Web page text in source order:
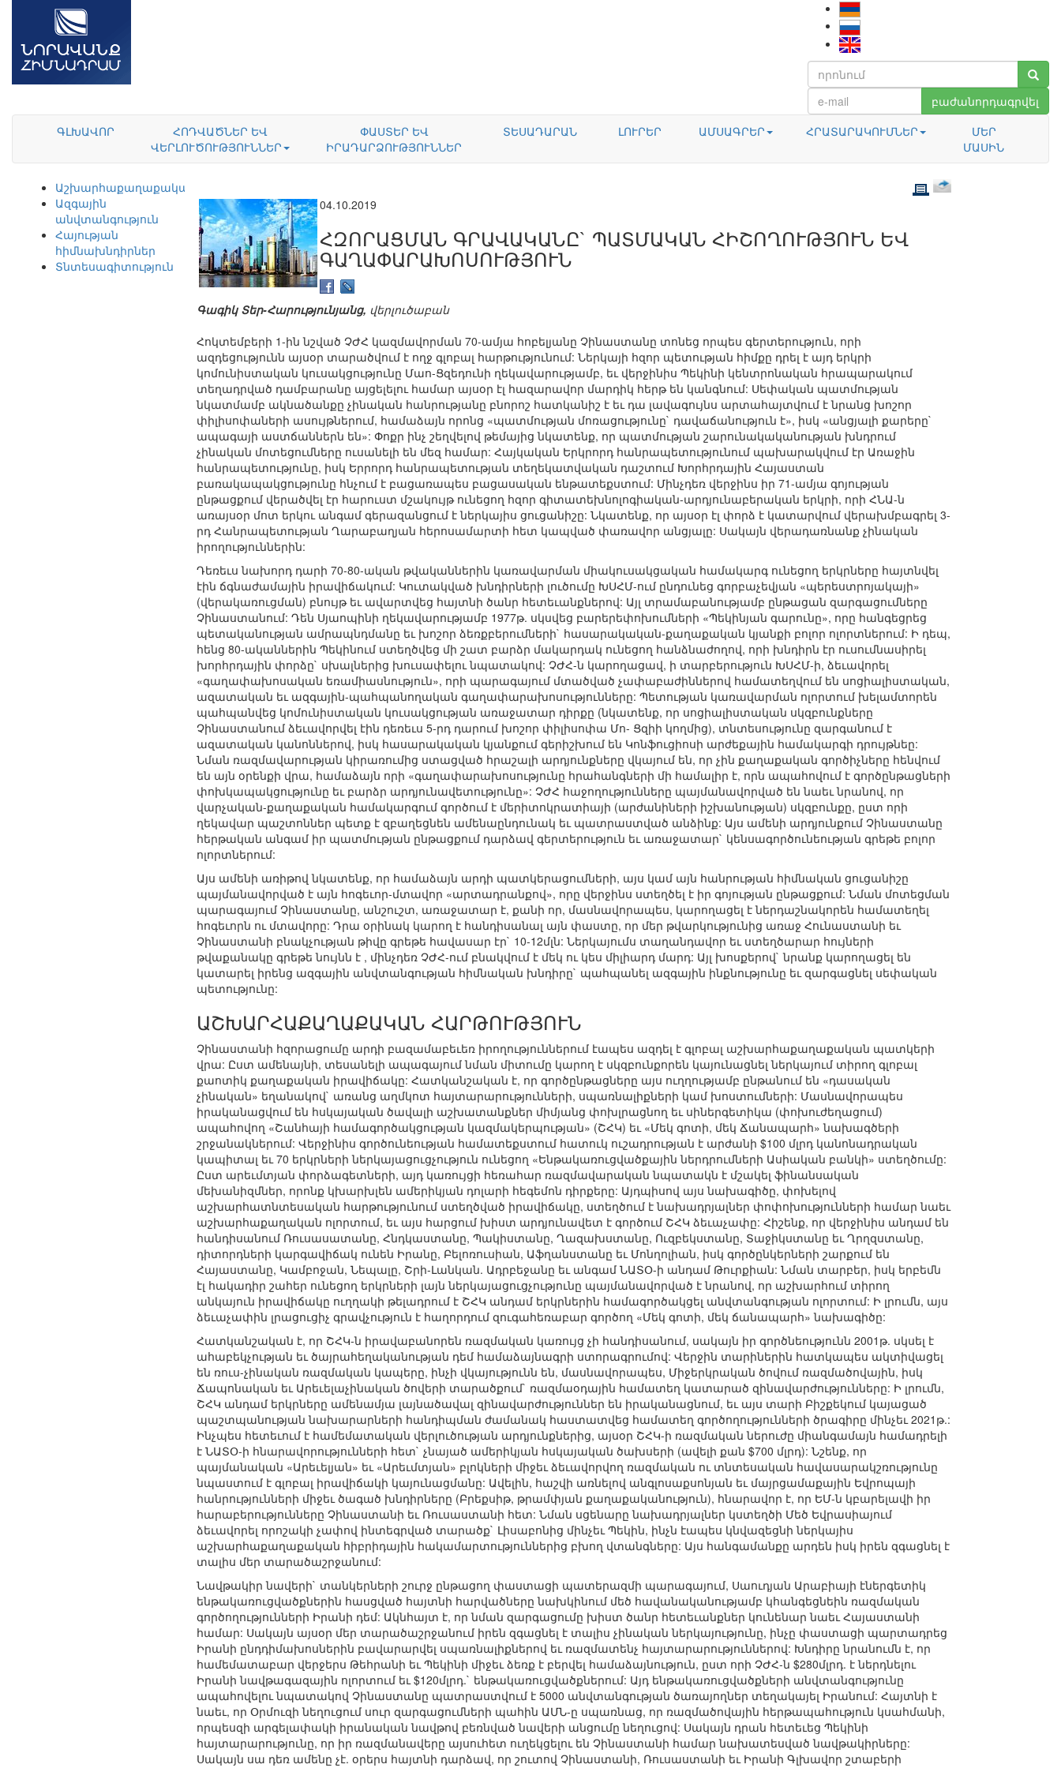
բաժանորդագրվել
ԳԼԽԱՎՈՐ
ՀՈԴՎԱԾՆԵՐ ԵՎ
ՎԵՐԼՈՒԾՈՒԹՅՈՒՆՆԵՐ
ՓԱՍՏԵՐ ԵՎ
ԻՐԱԴԱՐՁՈՒԹՅՈՒՆՆԵՐ
ՏԵՍԱԴԱՐԱՆ ԼՈՒՐԵՐ ԱՄՍԱԳՐԵՐ ՀՐԱՏԱՐԱԿՈՒՄՆԵՐ
ՄԵՐ
ՄԱՍԻՆ
Աշխարհաքաղաքականություն
Ազգային
անվտանգություն
Հայության
հիմնախնդիրներ
Տնտեսագիտություն
04.10.2019
ՀԶՈՐԱՑՄԱՆ ԳՐԱՎԱԿԱՆԸ` ՊԱՏՄԱԿԱՆ ՀԻՇՈՂՈՒԹՅՈՒՆ ԵՎ
ԳԱՂԱՓԱՐԱԽՈՍՈՒԹՅՈՒՆ
Գագիկ Տեր-Հարությունյանց, վերլուծաբան
Հոկտեմբերի 1-ին նշված ՉԺՀ կազմավորման 70-ամյա հոբելյանը Չինաստանը տոնեց որպես գերտերություն, որի
ազդեցությունն այսօր տարածվում է ողջ գլոբալ հարթությունում: Ներկայի հզոր պետության հիմքը դրել է այդ երկրի
կոմունիստական կուսակցությունը Մաո-Ցզեդունի ղեկավարությամբ, եւ վերջինիս Պեկինի կենտրոնական հրապարակում
տեղադրված դամբարանը այցելելու համար այսօր էլ հազարավոր մարդիկ հերթ են կանգնում: Սեփական պատմության
նկատմամբ ակնածանքը չինական հանրությանը բնորոշ հատկանիշ է եւ դա լավագույնս արտահայտվում է նրանց խոշոր
փիլիսոփաների ասույթներում, համաձայն որոնց «պատմության մոռացությունը` դավաճանություն է», իսկ «անցյալի քարերը`
ապագայի աստճաններն են»: Փոքր ինչ շեղվելով թեմայից նկատենք, որ պատմության շարունակականության խնդրում
չինական մոտեցումները ուսանելի են մեզ համար: Հայկական Երկրորդ հանրապետությունում պախարակվում էր Առաջին
հանրապետությունը, իսկ Երրորդ հանրապետության տեղեկատվական դաշտում Խորհրդային Հայաստան
բառակապակցությունը հնչում է բացառապես բացասական ենթատեքստում: Մինչդեռ վերջինս իր 71-ամյա գոյության
ընթացքում վերածվել էր հարուստ մշակույթ ունեցող հզոր գիտատեխնոլոգիական-արդյունաբերական երկրի, որի ՀՆԱ-ն
առայսօր մոտ երկու անգամ գերազանցում է ներկայիս ցուցանիշը: Նկատենք, որ այսօր էլ փորձ է կատարվում վերախմբագրել 3-
րդ Հանրապետության Ղարաբաղյան հերոսամարտի հետ կապված փառավոր անցյալը: Սակայն վերադառնանք չինական
իրողություններին:
Դեռեւս նախորդ դարի 70-80-ական թվականներին կառավարման միակուսակցական համակարգ ունեցող երկրները հայտնվել
էին ճգնաժամային իրավիճակում: Կուտակված խնդիրների լուծումը ԽՍՀՄ-ում ընդունեց գորբաչեվյան «պերեստրոյակայի»
(վերակառուցման) բնույթ եւ ավարտվեց հայտնի ծանր հետեւանքներով: Այլ տրամաբանությամբ ընթացան զարգացումները
Չինաստանում: Դեն Սյաոպինի ղեկավարությամբ 1977թ. սկսվեց բարերեփոխումների «Պեկինյան գարունը», որը հանգեցրեց
պետականության ամրապնդմանը եւ խոշոր ձեռքբերումների` հասարակական-քաղաքական կյանքի բոլոր ոլորտներում: Ի դեպ,
հենց 80-ականներին Պեկինում ստեղծվեց մի շատ բարձր մակարդակ ունեցող հանձնաժողով, որի խնդիրն էր ուսումնասիրել
խորհրդային փորձը` սխալներից խուսափելու նպատակով: ՉԺՀ-ն կարողացավ, ի տարբերություն ԽՍՀՄ-ի, ձեւավորել
«գաղափախոսական եռամիասնություն», որի պարագայում մտածված չափաբաժիններով համատեղվում են սոցիալիստական,
ազատական եւ ազգային-պահպանողական գաղափարախոսությունները: Պետության կառավարման ոլորտում խելամտորեն
պահպանվեց կոմունիստական կուսակցության առաջատար դիրքը (նկատենք, որ սոցիալիստական սկզբունքները
Չինաստանում ձեւավորվել էին դեռեւս 5-րդ դարում խոշոր փիլիսոփա Մո- Ցզիի կողմից), տնտեսությունը զարգանում է
ազատական կանոններով, իսկ հասարակական կյանքում գերիշխում են Կոնֆուցիոսի արժեքային համակարգի դրույթնեը:
Նման ռազմավարության կիրառումից ստացված հրաշալի արդյունքները վկայում են, որ չին քաղաքական գործիչները հենվում
են այն օրենքի վրա, համաձայն որի «գաղափարախոսությունը հրահանգների մի համալիր է, որն ապահովում է գործընթացների
փոխկապակցությունը եւ բարձր արդյունավետությունը»: ՉԺՀ հաջողությունները պայմանավորված են նաեւ նրանով, որ
վարչական-քաղաքական համակարգում գործում է մերիտոկրատիայի (արժանիների իշխանության) սկզբունքը, ըստ որի
ղեկավար պաշտոններ պետք է զբաղեցնեն ամենաընդունակ եւ պատրաստված անձինք: Այս ամենի արդյունքում Չինաստանը
հերթական անգամ իր պատմության ընթացքում դարձավ գերտերություն եւ առաջատար` կենսագործունեության գրեթե բոլոր
ոլորտներում:
Այս ամենի առիթով նկատենք, որ համաձայն արդի պատկերացումների, այս կամ այն հանրության հիմնական ցուցանիշը
պայմանավորված է այն հոգեւոր-մտավոր «արտադրանքով», որը վերջինս ստեղծել է իր գոյության ընթացքում: Նման մոտեցման
պարագայում Չինաստանը, անշուշտ, առաջատար է, քանի որ, մասնավորապես, կարողացել է ներդաշնակորեն համատեղել
հոգեւորն ու մտավորը: Դրա օրինակ կարող է հանդիսանալ այն փաստը, որ մեր թվարկությունից առաջ Հունաստանի եւ
Չինաստանի բնակչության թիվը գրեթե հավասար էր` 10-12մլն: Ներկայումս տաղանդավոր եւ ստեղծարար հույների
թվաքանակը գրեթե նույնն է , մինչդեռ ՉԺՀ-ում բնակվում է մեկ ու կես միլիարդ մարդ: Այլ խոսքերով` նրանք կարողացել են
կատարել իրենց ազգային անվտանգության հիմնական խնդիրը` պահպանել ազգային ինքնությունը եւ զարգացնել սեփական
պետությունը:
ԱՇԽԱՐՀԱՔԱՂԱՔԱԿԱՆ ՀԱՐԹՈՒԹՅՈՒՆ
Չինաստանի հզորացումը արդի բազամաբեւեռ իրողություններում էապես ազդել է գլոբալ աշխարհաքաղաքական պատկերի
վրա: Ըստ ամենայնի, տեսանելի ապագայում նման միտումը կարող է սկզբունքորեն կայունացնել ներկայում տիրող գլոբալ
քաոտիկ քաղաքական իրավիճակը: Հատկանշական է, որ գործընթացները այս ուղղությամբ ընթանում են «դասական
չինական» եղանակով` առանց աղմկոտ հայտարարությունների, սպառնալիքների կամ խոստումների: Մասնավորապես
իրականացվում են հսկայական ծավալի աշխատանքներ միմյանց փոխլրացնող եւ սիներգետիկա (փոխուժեղացում)
ապահովող «Շանհայի համագործակցության կազմակերպության» (ՇՀԿ) եւ «Մեկ գոտի, մեկ Ճանապարհ» նախագծերի
շրջանակներում: Վերջինիս գործունեության համատեքստում հատուկ ուշադրության է արժանի $100 մլրդ կանոնադրական
կապիտալ եւ 70 երկրների ներկայացուցչություն ունեցող «Ենթակառուցվածքային ներդրումների Ասիական բանկի» ստեղծումը:
Ըստ արեւմտյան փորձագետների, այդ կառույցի հեռահար ռազմավարական նպատակն է մշակել ֆինանսական
մեխանիզմներ, որոնք կխարխլեն ամերիկյան դոլարի հեգեմոն դիրքերը: Այդպիսով այս նախագիծը, փոխելով
աշխարհատնտեսական հարթությունում ստեղծված իրավիճակը, ստեղծում է նախադրյալներ փոփոխությունների համար նաեւ
աշխարհաքաղական ոլորտում, եւ այս հարցում խիստ արդյունավետ է գործում ՇՀԿ ձեւաչափը: Հիշենք, որ վերջինիս անդամ են
հանդիսանում Ռուսասատանը, Հնդկաստանը, Պակիստանը, Ղազախստանը, Ուզբեկստանը, Տաջիկստանը եւ Ղրղզստանը,
դիտորդների կարգավիճակ ունեն Իրանը, Բելոռուսիան, Աֆղանստանը եւ Մոնղոլիան, իսկ գործընկերների շարքում են
Հայաստանը, Կամբոջան, Նեպալը, Շրի-Լանկան. Ադրբեջանը եւ անգամ ՆԱՏՕ-ի անդամ Թուրքիան: Նման տարբեր, իսկ երբեմն
էլ հակադիր շահեր ունեցող երկրների լայն ներկայացուցչությունը պայմանավորված է նրանով, որ աշխարհում տիրող
անկայուն իրավիճակը ուղղակի թելադրում է ՇՀԿ անդամ երկրներին համագործակցել անվտանգության ոլորտում: Ի լրումն, այս
ձեւաչափին լրացուցիչ գրավչություն է հաղորդում զուգահեռաբար գործող «Մեկ գոտի, մեկ ճանապարհ» նախագիծը:
Հատկանշական է, որ ՇՀԿ-ն իրավաբանորեն ռազմական կառույց չի հանդիսանում, սակայն իր գործնեությունն 2001թ. սկսել է
ահաբեկչության եւ ծայրահեղականության դեմ համաձայնագրի ստորագրումով: Վերջին տարիներին հատկապես ակտիվացել
են ռուս-չինական ռազմական կապերը, ինչի վկայությունն են, մասնավորապես, Միջերկրական ծովում ռազմածովային, իսկ
Ճապոնական եւ Արեւելաչինական ծովերի տարածքում` ռազմաօդային համատեղ կատարած զինավարժությունները: Ի լրումն,
ՇՀԿ անդամ երկրները ամենամյա լայնածավալ զինավարժություններ են իրականացնում, եւ այս տարի Բիշքեկում կայացած
պաշտպանության նախարարների հանդիպման ժամանակ հաստատվեց համատեղ գործողությունների ծրագիրը մինչեւ 2021թ.:
Ինչպես հետեւում է համեմատական վերլուծության արդյունքներից, այսօր ՇՀԿ-ի ռազմական ներուժը միանգամայն համադրելի
է ՆԱՏՕ-ի հնարավորությունների հետ` չնայած ամերիկյան հսկայական ծախսերի (ավելի քան $700 մլրդ): Նշենք, որ
պայմանական «Արեւելյան» եւ «Արեւմտյան» բլոկների միջեւ ձեւավորվող ռազմական ու տնտեսական հավասարակշռությունը
նպաստում է գլոբալ իրավիճակի կայունացմանը: Ավելին, հաշվի առնելով անգլոսաքսոնյան եւ մայրցամաքային Եվրոպայի
հանրությունների միջեւ ծագած խնդիրները (Բրեքսիթ, թրամփյան քաղաքականություն), հնարավոր է, որ ԵՄ-ն կբարելավի իր
հարաբերությունները Չինաստանի եւ Ռուսաստանի հետ: Նման սցենարը նախադրյալներ կստեղծի Մեծ Եվրասիայում
ձեւավորել որոշակի չափով ինտեգրված տարածք` Լիսաբոնից մինչեւ Պեկին, ինչն էապես կնվազեցնի ներկայիս
աշխարհաքաղաքական հիբրիդային հակամարտություններից բխող վտանգները: Այս հանգամանքը արդեն իսկ իրեն զգացնել է
տալիս մեր տարածաշրջանում:
Նավթակիր նավերի` տանկերների շուրջ ընթացող փաստացի պատերազմի պարագայում, Սաուդյան Արաբիայի էներգետիկ
ենթակառուցվածքներին հասցված հայտնի հարվածները նախկինում մեծ հավանականությամբ կհանգեցնեին ռազմական
գործողությունների Իրանի դեմ: Ակնհայտ է, որ նման զարգացումը խիստ ծանր հետեւանքներ կունենար նաեւ Հայաստանի
համար: Սակայն այսօր մեր տարածաշրջանում իրեն զգացնել է տալիս չինական ներկայությունը, ինչը փաստացի պարտադրեց
Իրանի ընդդիմախոսներին բավարարվել սպառնալիքներով եւ ռազմատենչ հայտարարություններով: Խնդիրը նրանումն է, որ
համեմատաբար վերջերս Թեհրանի եւ Պեկինի միջեւ ձեռք է բերվել համաձայնություն, ըստ որի ՉԺՀ-ն $280մլրդ. է ներդնելու
Իրանի նավթագազային ոլորտում եւ $120մլրդ.` ենթակառուցվածքներում: Այդ ենթակառուցվածքների անվտանգությունը
ապահովելու նպատակով Չինաստանը պատրաստվում է 5000 անվտանգության ծառայողներ տեղակայել Իրանում: Հայտնի է
նաեւ, որ Օրմուզի նեղուցում սուր զարգացումների պահին ԱՄՆ-ը սպառնաց, որ ռազմածովային հերթապահություն կսահմանի,
որպեսզի արգելափակի իրանական նավթով բեռնված նավերի անցումը նեղուցով: Սակայն դրան հետեւեց Պեկինի
հայտարարությունը, որ իր ռազմանավերը այսուհետ ուղեկցելու են Չինաստանի համար նախատեսված նավթակիրները:
Սակայն սա դեռ ամենը չէ. օրերս հայտնի դարձավ, որ շուտով Չինաստանի, Ռուսաստանի եւ Իրանի Գլխավոր շտաբերի